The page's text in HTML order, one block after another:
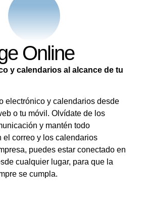
Online
y calendarios al alcance de tu
electrónico y calendarios desde
o tu móvil. Olvídate de los
y mantén todo
el correo y los calendarios
puedes estar conectado en
cualquier lugar, para que la
se cumpla.